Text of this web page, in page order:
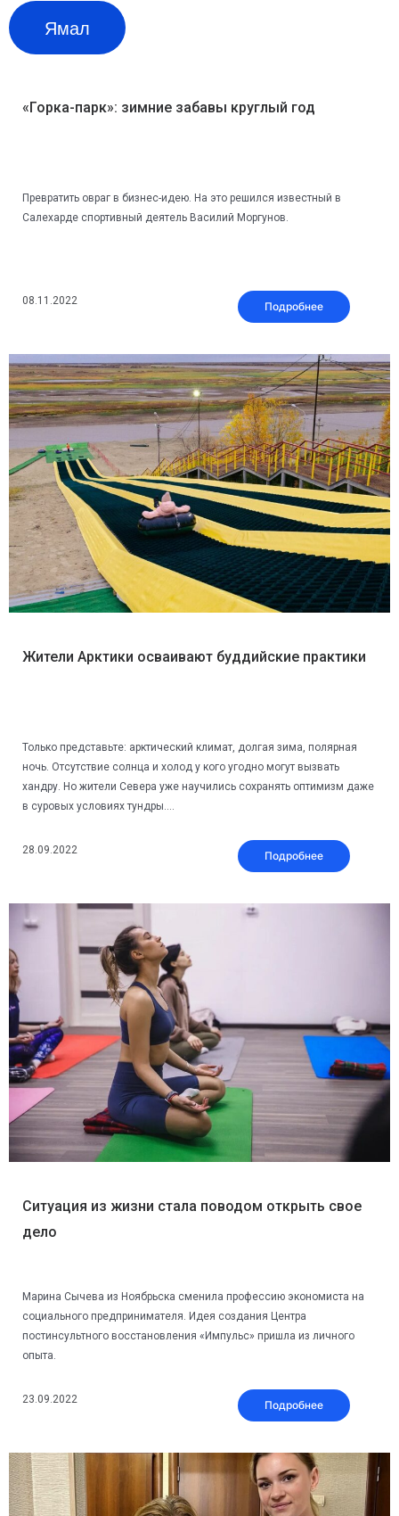
Ямал
«Горка-парк»: зимние забавы круглый год
Превратить овраг в бизнес-идею. На это решился известный в
Салехарде спортивный деятель Василий Моргунов.
08.11.2022 Подробнее
Жители Арктики осваивают буддийские практики
Только представьте: арктический климат, долгая зима, полярная
ночь. Отсутствие солнца и холод у кого угодно могут вызвать
хандру. Но жители Севера уже научились сохранять оптимизм даже
в суровых условиях тундры....
28.09.2022 Подробнее
Ситуация из жизни стала поводом открыть свое
дело
Марина Сычева из Ноябрьска сменила профессию экономиста на
социального предпринимателя. Идея создания Центра
постинсультного восстановления «Импульс» пришла из личного
опыта.
23.09.2022 Подробнее